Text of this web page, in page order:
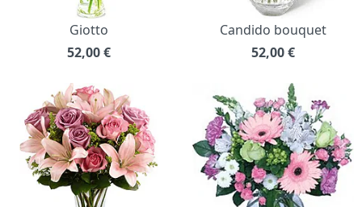
Giotto
52,00€
Candido bouquet
52,00€